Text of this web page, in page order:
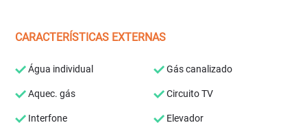
CARACTERÍSTICAS EXTERNAS
Água individual Gás canalizado
Aquec. gás Circuito TV
Interfone Elevador